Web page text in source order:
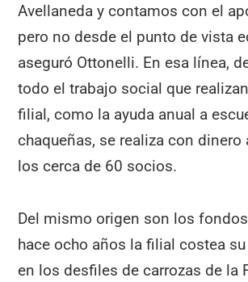
Avellaneda y contamos con el
pero no desde el punto de vista
aseguró Ottonelli. En esa línea,
todo el trabajo social que
filial, como la ayuda anual a
chaqueñas, se realiza con
los cerca de 60 socios.
Del mismo origen son los
hace ocho años la filial costea
en los desfiles de carrozas de la